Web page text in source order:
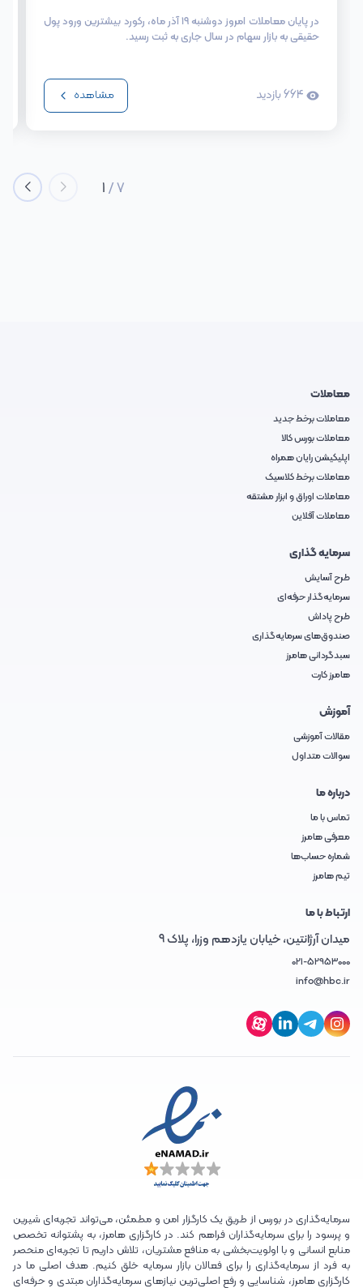
در پایان معاملات امروز دوشنبه ۱۹ آذر ماه، رکورد بیشترین ورود پول
حقیقی به بازار سهام در سال جاری به ثبت رسید.
664بازدید مشاهده
1/7
معاملات
معاملات برخط جدید
معاملات بورس کالا
اپلیکیشن رایان همراه
معاملات برخط کلاسیک
معاملات اوراق و ابزار مشتقه
معاملات آفلاین
سرمایه گذاری
طرح آسایش
سرمایه‌گذار حرفه‌ای
طرح پاداش
صندوق‌های سرمایه‌گذاری
سبدگردانی هامرز
هامرز کارت
آموزش
مقالات آموزشی
سوالات متداول
درباره ما
تماس با ما
معرفی هامرز
شماره حساب‌ها
تیم هامرز
ارتباط با ما
میدان آرژانتین، خیابان یازدهم وزرا، پلاک 9
021-52953000
info@hbc.ir
سرمایه‌گذاری در بورس از طریق یک کارگزار امن و مطمئن، می‌تواند تجربه‌ای شیرین
و پرسود را برای سرمایه‌گذاران فراهم کند. در کارگزاری هامرز، به پشتوانه تخصص
منابع انسانی و با اولویت‌بخشی به منافع مشتریان، تلاش داریم تا تجربه‌ای منحصر
به فرد از سرمایه‌گذاری را برای فعالان بازار سرمایه خلق کنیم. هدف اصلی ما در
کارگزاری هامرز، شناسایی و رفع اصلی‌ترین نیازهای سرمایه‌گذاران مبتدی و حرفه‌ای